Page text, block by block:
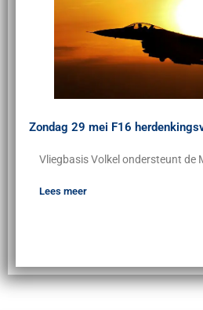
Zondag 29 mei F16
Vliegbasis Volkel ondersteunt de
Lees meer